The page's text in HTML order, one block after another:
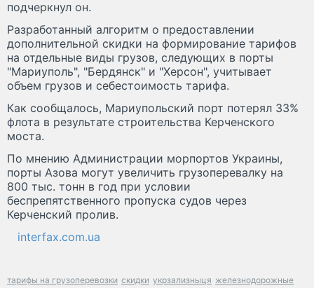
подчеркнул он.
Разработанный алгоритм о предоставлении
дополнительной скидки на формирование тарифов
на отдельные виды грузов, следующих в порты
"Мариуполь", "Бердянск" и "Херсон", учитывает
объем грузов и себестоимость тарифа.
Как сообщалось, Мариупольский порт потерял 33%
флота в результате строительства Керченского
моста.
По мнению Администрации морпортов Украины,
порты Азова могут увеличить грузоперевалку на
800 тыс. тонн в год при условии
беспрепятственного пропуска судов через
Керченский пролив.
interfax.com.ua
тарифы на грузоперевозки скидки укрзализныця железнодорожные